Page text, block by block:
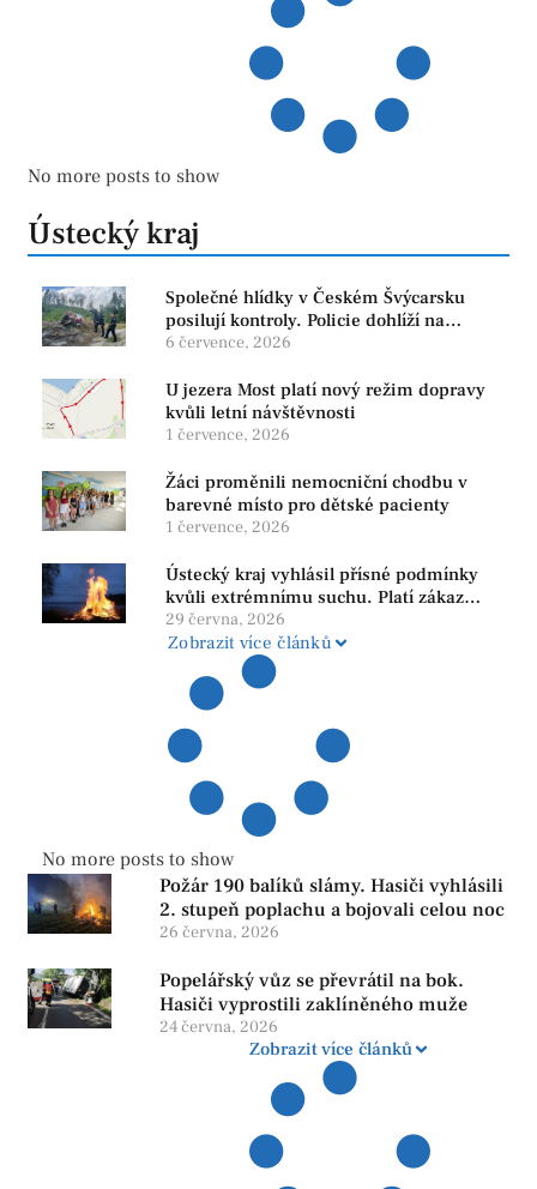
No more posts to show
Ústecký kraj
Společné hlídky v Českém Švýcarsku
posilují kontroly. Policie dohlíží na
bezpečnost i ochranu přírody
6 července, 2026
U jezera Most platí nový režim dopravy
kvůli letní návštěvnosti
1 července, 2026
Žáci proměnili nemocniční chodbu v
barevné místo pro dětské pacienty
1 července, 2026
Ústecký kraj vyhlásil přísné podmínky
kvůli extrémnímu suchu. Platí zákaz
ohňů i pyrotechniky
29 června, 2026
Zobrazit více článků
No more posts to show
Požár 190 balíků slámy. Hasiči vyhlásili
2. stupeň poplachu a bojovali celou noc
26 června, 2026
Popelářský vůz se převrátil na bok.
Hasiči vyprostili zaklíněného muže
24 června, 2026
Zobrazit více článků